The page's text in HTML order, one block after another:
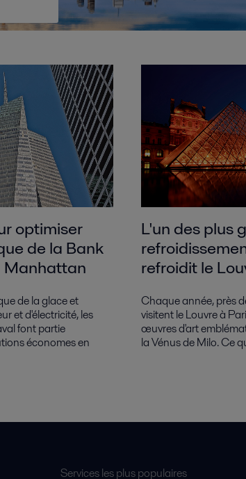
optimiser
de la Bank
Manhattan
de la glace et
et d'électricité, les
font partie
économes en
L'un des plus
refroidit le
Chaque année, près
visitent le Louvre à
œuvres d'art
la Vénus de Milo. Ce
Services les plus populaires